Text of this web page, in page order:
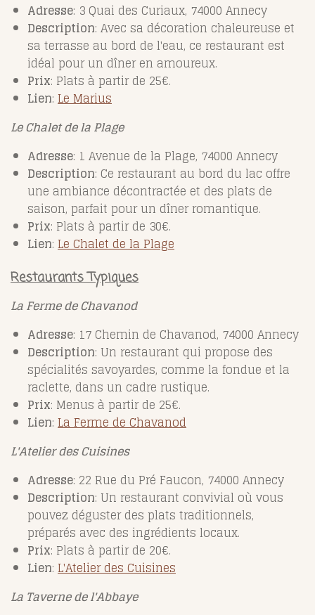
Adresse: 3 Quai des Curiaux, 74000 Annecy
Description: Avec sa décoration chaleureuse et
sa terrasse au bord de l'eau, ce restaurant est
idéal pour un dîner en amoureux.
Prix: Plats à partir de 25€.
Lien: LeMarius
Le Chalet de la Plage
Adresse: 1 Avenue de la Plage, 74000 Annecy
Description: Ce restaurant au bord du lac offre
une ambiance décontractée et des plats de
saison, parfait pour un dîner romantique.
Prix: Plats à partir de 30€.
Lien: LeChaletdelaPlage
Restaurants Typiques
La Ferme de Chavanod
Adresse: 17 Chemin de Chavanod, 74000 Annecy
Description: Un restaurant qui propose des
spécialités savoyardes, comme la fondue et la
raclette, dans un cadre rustique.
Prix: Menus à partir de 25€.
Lien: LaFermedeChavanod
L'Atelier des Cuisines
Adresse: 22 Rue du Pré Faucon, 74000 Annecy
Description: Un restaurant convivial où vous
pouvez déguster des plats traditionnels,
préparés avec des ingrédients locaux.
Prix: Plats à partir de 20€.
Lien: L'AtelierdesCuisines
La Taverne de l'Abbaye